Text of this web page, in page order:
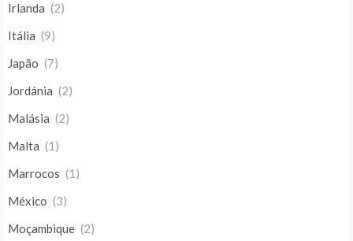
Irlanda (2)
Itália (9)
Japão (7)
Jordánia (2)
Malásia (2)
Malta (1)
Marrocos (1)
México (3)
Moçambique (2)